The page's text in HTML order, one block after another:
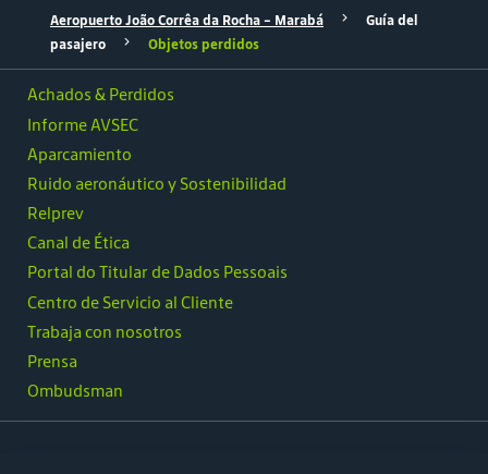
Aeropuerto João Corrêa da Rocha - Marabá
Guía del
pasajero
Objetos perdidos
Ombudsman
Achados & Perdidos
Informe AVSEC
Aparcamiento
Ruido aeronáutico y Sostenibilidad
Relprev
Canal de Ética
Portal do Titular de Dados Pessoais
Centro de Servicio al Cliente
Trabaja con nosotros
Prensa